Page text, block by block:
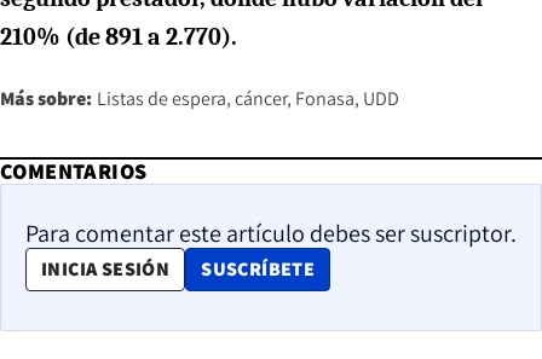
210% (de 891 a 2.770).
Más sobre: Listas de espera cáncer Fonasa UDD
COMENTARIOS
Para comentar este artículo debes ser suscriptor.
INICIA SESIÓN SUSCRÍBETE
OPENS IN NEW WINDOW